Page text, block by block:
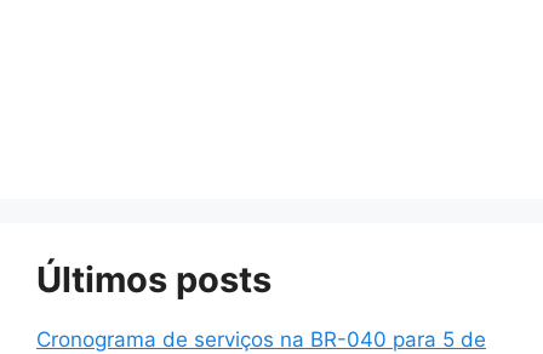
Últimos posts
Cronograma de serviços na BR-040 para 5 de